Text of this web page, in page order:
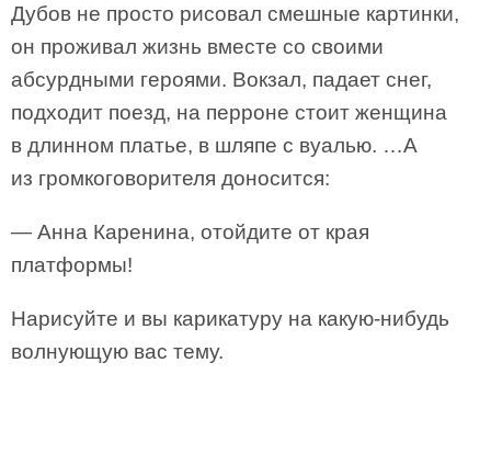
Дубов не просто рисовал смешные картинки,
он проживал жизнь вместе со своими
абсурдными героями. Вокзал, падает снег,
подходит поезд, на перроне стоит женщина
в длинном платье, в шляпе с вуалью. …А
из громкоговорителя доносится:
— Анна Каренина, отойдите от края
платформы!
Нарисуйте и вы карикатуру на какую-нибудь
волнующую вас тему.